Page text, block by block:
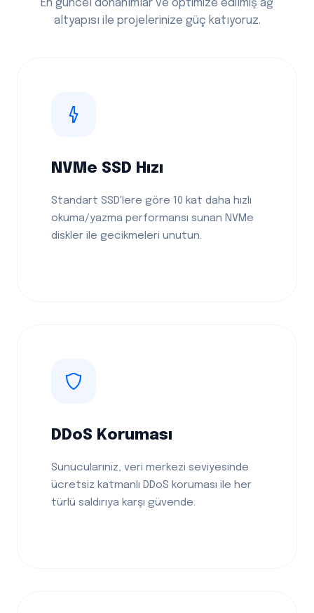
En güncel donanımlar ve optimize edilmiş ağ
altyapısı ile projelerinize güç katıyoruz.
NVMe SSD Hızı
Standart SSD'lere göre 10 kat daha hızlı
okuma/yazma performansı sunan NVMe
diskler ile gecikmeleri unutun.
DDoS Koruması
Sunucularınız, veri merkezi seviyesinde
ücretsiz katmanlı DDoS koruması ile her
türlü saldırıya karşı güvende.